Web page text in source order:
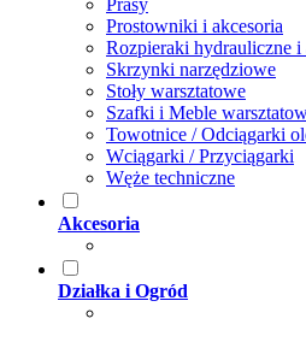
Prasy
Prostowniki i akcesoria
Rozpieraki hydrauliczne i
Skrzynki narzędziowe
Stoły warsztatowe
Szafki i Meble
Towotnice / Odciągarki
Wciągarki / Przyciągarki
Węże techniczne
Akcesoria
Działka i Ogród